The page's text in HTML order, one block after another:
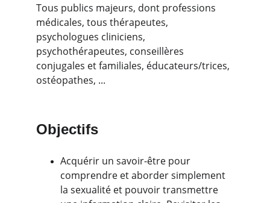
Tous publics majeurs, dont professions
médicales, tous thérapeutes,
psychologues cliniciens,
psychothérapeutes, conseillères
conjugales et familiales, éducateurs/trices,
ostéopathes, ...
Objectifs
Acquérir un savoir-être pour
comprendre et aborder simplement
la sexualité et pouvoir transmettre